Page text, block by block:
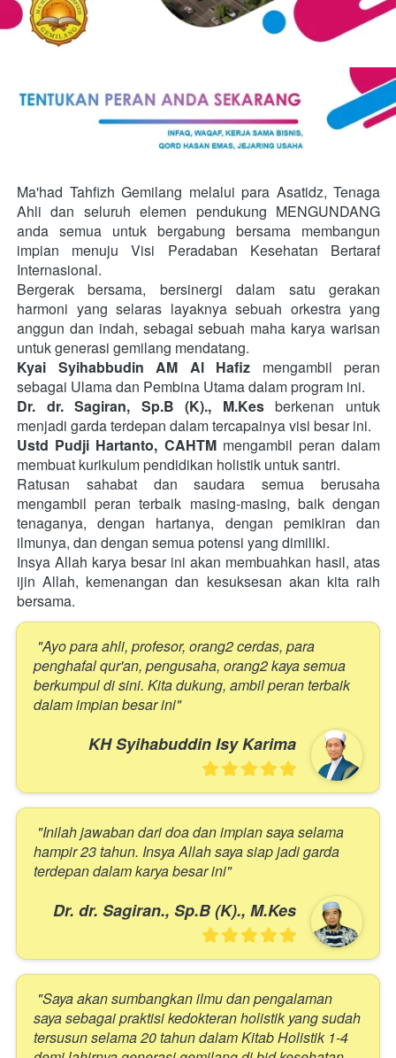
Ma'had Tahfizh Gemilang melalui para Asatidz, Tenaga
Ahli dan seluruh elemen pendukung MENGUNDANG
anda semua untuk bergabung bersama membangun
impian menuju Visi Peradaban Kesehatan Bertaraf
Internasional.
Bergerak bersama, bersinergi dalam satu gerakan
harmoni yang selaras layaknya sebuah orkestra yang
anggun dan indah, sebagai sebuah maha karya warisan
untuk generasi gemilang mendatang.
Kyai Syihabbudin AM Al Hafiz mengambil peran
sebagai Ulama dan Pembina Utama dalam program ini.
Dr. dr. Sagiran, Sp.B (K)., M.Kes berkenan untuk
menjadi garda terdepan dalam tercapainya visi besar ini.
Ustd Pudji Hartanto, CAHTM mengambil peran dalam
membuat kurikulum pendidikan holistik untuk santri.
Ratusan sahabat dan saudara semua berusaha
mengambil peran terbaik masing-masing, baik dengan
tenaganya, dengan hartanya, dengan pemikiran dan
ilmunya, dan dengan semua potensi yang dimiliki.
Insya Allah karya besar ini akan membuahkan hasil, atas
ijin Allah, kemenangan dan kesuksesan akan kita raih
bersama.
"Ayo para ahli, profesor, orang2 cerdas, para
penghafal qur'an, pengusaha, orang2 kaya semua
berkumpul di sini. Kita dukung, ambil peran terbaik
dalam impian besar ini"
KH Syihabuddin Isy Karima
"Inilah jawaban dari doa dan impian saya selama
hampir 23 tahun. Insya Allah saya siap jadi garda
terdepan dalam karya besar ini"
Dr. dr. Sagiran., Sp.B (K)., M.Kes
"Saya akan sumbangkan ilmu dan pengalaman
saya sebagai praktisi kedokteran holistik yang sudah
tersusun selama 20 tahun dalam Kitab Holistik 1-4